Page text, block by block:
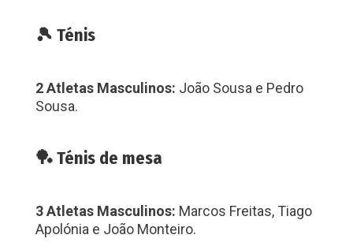
🎾 Ténis
2 Atletas Masculinos: João Sousa e Pedro
Sousa.
🏓 Ténis de mesa
3 Atletas Masculinos: Marcos Freitas, Tiago
Apolónia e João Monteiro.